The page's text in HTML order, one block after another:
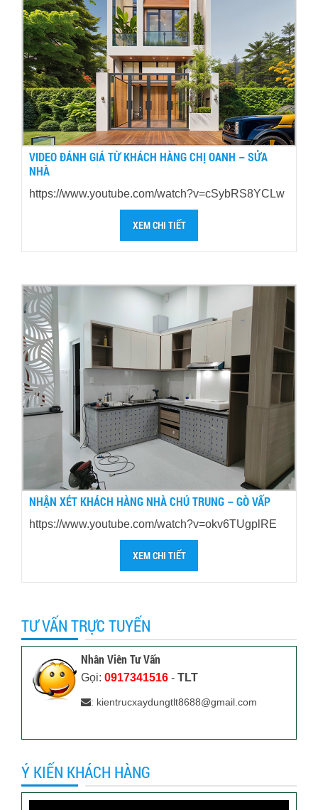
VIDEO ĐÁNH GIÁ TỪ KHÁCH HÀNG CHỊ OANH – SỬA
NHÀ
https://www.youtube.com/watch?v=cSybRS8YCLw
XEM CHI TIẾT
NHẬN XÉT KHÁCH HÀNG NHÀ CHÚ TRUNG – GÒ VẤP
https://www.youtube.com/watch?v=okv6TUgplRE
XEM CHI TIẾT
TƯ VẤN TRỰC TUYẾN
Nhân Viên Tư Vấn
Gọi:0917341516 -TLT
: kientrucxaydungtlt8688@gmail.com
Ý KIẾN KHÁCH HÀNG